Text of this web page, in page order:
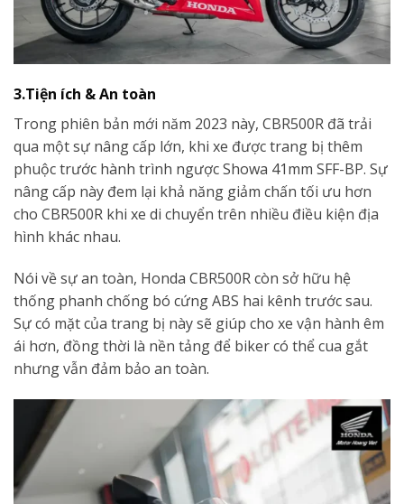
3.Tiện ích & An toàn
Trong phiên bản mới năm 2023 này, CBR500R đã trải
qua một sự nâng cấp lớn, khi xe được trang bị thêm
phuộc trước hành trình ngược Showa 41mm SFF-BP. Sự
nâng cấp này đem lại khả năng giảm chấn tối ưu hơn
cho CBR500R khi xe di chuyển trên nhiều điều kiện địa
hình khác nhau.
Nói về sự an toàn, Honda CBR500R còn sở hữu hệ
thống phanh chống bó cứng ABS hai kênh trước sau.
Sự có mặt của trang bị này sẽ giúp cho xe vận hành êm
ái hơn, đồng thời là nền tảng để biker có thể cua gắt
nhưng vẫn đảm bảo an toàn.